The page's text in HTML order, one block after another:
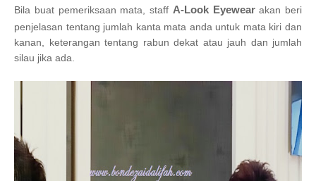
Bila buat pemeriksaan mata, staff A-Look Eyewearakan beri
penjelasan tentang jumlah kanta mata anda untuk mata kiri dan
kanan, keterangan tentang rabun dekat atau jauh dan jumlah
silau jika ada.